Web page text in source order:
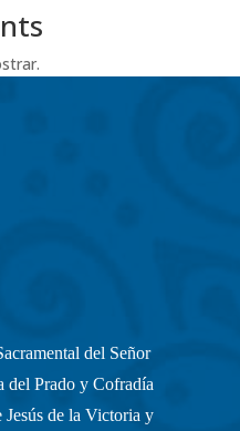
del Señor
del Prado y Cofradía
Jesús de la Victoria y